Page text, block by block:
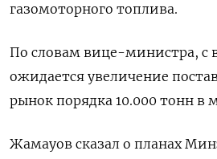
газомоторного топлива.
По словам вице-министра, с
ожидается увеличение
рынок порядка 10.000 тонн в
Жамауов сказал о планах